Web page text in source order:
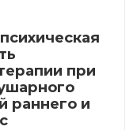
при
раннего и